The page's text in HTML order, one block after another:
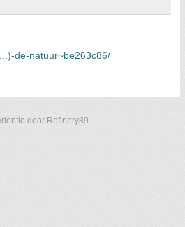
de-natuur~be263c86/
door Refinery89